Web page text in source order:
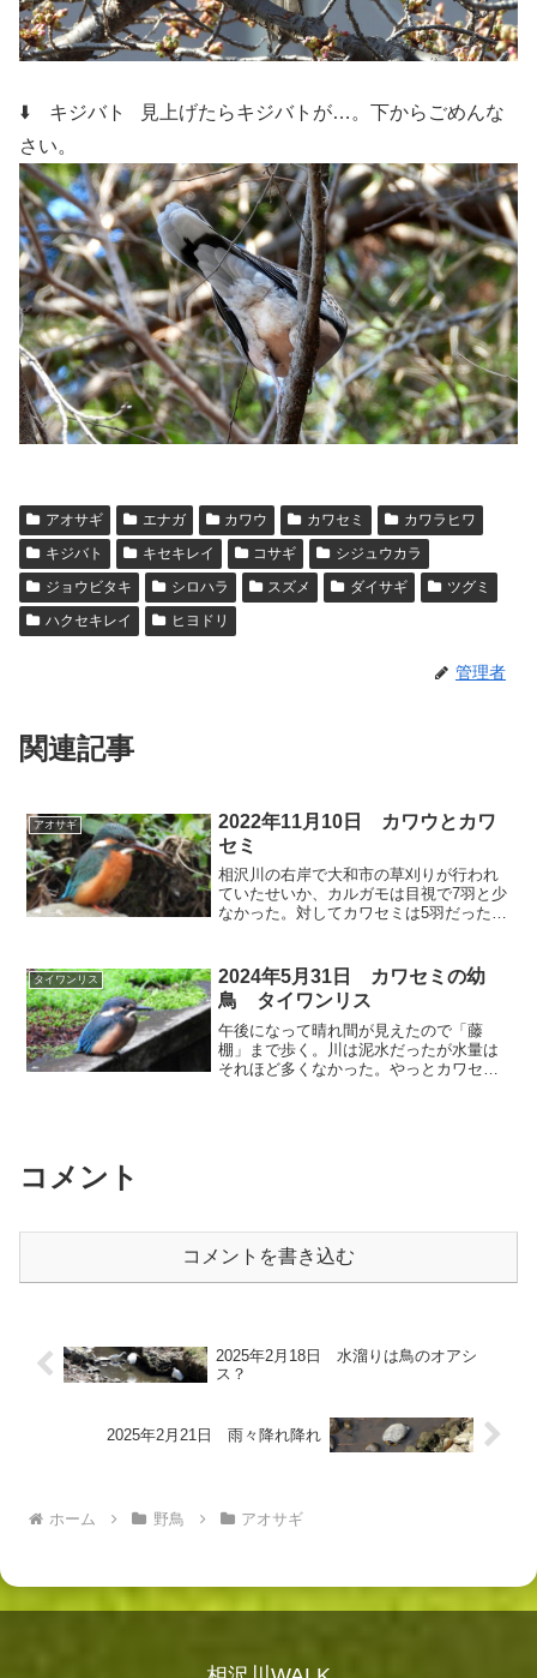
⬇️ キジバト
見上げたらキジバトが…。下からごめんな
さい。
アオサギ エナガ カワウ カワセミ
カワラヒワ
キジバト
キセキレイ コサギ
シジュウカラ
ジョウビタキ
シロハラ スズメ ダイサギ
ツグミ
ハクセキレイ
ヒヨドリ
管理者
関連記事
アオサギ
2022年11月10日 カワウとカワ
セミ
相沢川の右岸で大和市の草刈りが行われ
ていたせいか、カルガモは目視で7羽と少
なかった。対してカワセミは5羽だった。
と右岸を行ったり来たりしていた。残念
ながら捕食シーンは見...
タイワンリス
2024年5月31日 カワセミの幼
鳥 タイワンリス
午後になって晴れ間が見えたので「藤
棚」まで歩く。川は泥水だったが水量は
それほど多くなかった。やっとカワセミ
コメント
コメントを書き込む
2025年2月18日 水溜りは鳥のオアシ
ス？
2025年2月21日 雨々降れ降れ
ホーム 野鳥 アオサギ